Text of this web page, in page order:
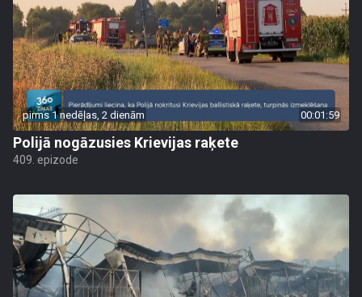
pirms 1 nedēļas, 2 dienām 00:01:59
Polijā nogāzusies Krievijas raķete
409. epizode